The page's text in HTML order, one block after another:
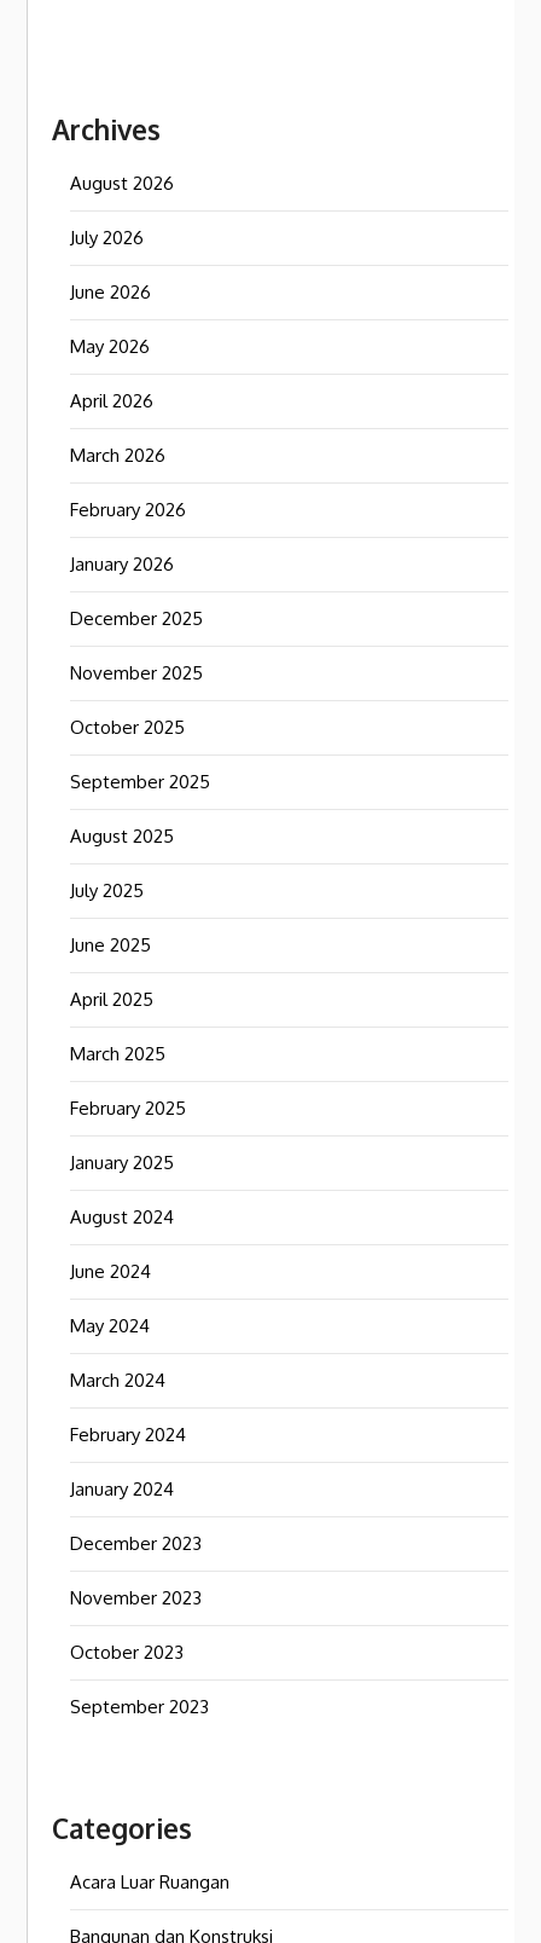
Archives
August 2026
July 2026
June 2026
May 2026
April 2026
March 2026
February 2026
January 2026
December 2025
November 2025
October 2025
September 2025
August 2025
July 2025
June 2025
April 2025
March 2025
February 2025
January 2025
August 2024
June 2024
May 2024
March 2024
February 2024
January 2024
December 2023
November 2023
October 2023
September 2023
Categories
Acara Luar Ruangan
Bangunan dan Konstruksi